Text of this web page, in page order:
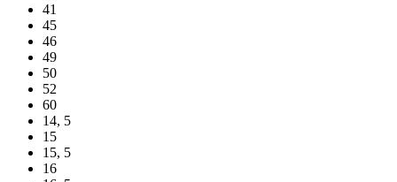
41
45
46
49
50
52
60
14, 5
15
15, 5
16